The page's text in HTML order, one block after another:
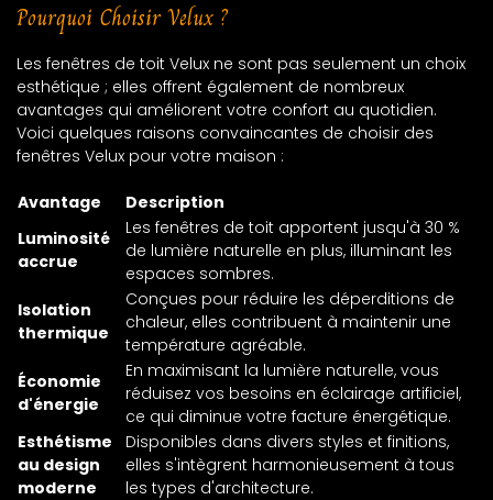
Pourquoi Choisir Velux ?
Les fenêtres de toit Velux ne sont pas seulement un choix
esthétique ; elles offrent également de nombreux
avantages qui améliorent votre confort au quotidien.
Voici quelques raisons convaincantes de choisir des
fenêtres Velux pour votre maison :
Avantage
Description
Luminosité
accrue
Les fenêtres de toit apportent jusqu'à 30 %
de lumière naturelle en plus, illuminant les
espaces sombres.
Isolation
thermique
Conçues pour réduire les déperditions de
chaleur, elles contribuent à maintenir une
température agréable.
Économie
d'énergie
En maximisant la lumière naturelle, vous
réduisez vos besoins en éclairage artificiel,
ce qui diminue votre facture énergétique.
Esthétisme
au design
moderne
Disponibles dans divers styles et finitions,
elles s'intègrent harmonieusement à tous
les types d'architecture.